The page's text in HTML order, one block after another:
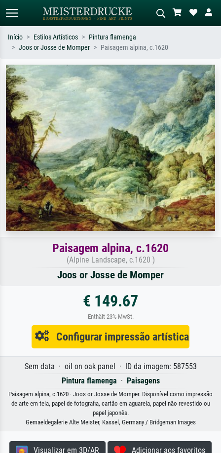
Pesquise por artista, título ou estilo –
ex: Monet, Noite Estrelada,
impressionismo, onda de Hokusai, nu.
Descreva a cena – ex: prado verde,
abstrato com muito vermelho, pintura
a óleo escura, nu em pé ao lado de
uma árvore.
Início Estilos Artísticos
Pintura flamenga
Joos or Josse de Momper
Paisagem alpina, c.1620
Paisagem alpina, c.1620
(Alpine Landscape, c.1620 )
Joos or Josse de Momper
€ 149.67
Enthält 23% MwSt.
Configurar impressão artística
Sem data · oil on oak panel · ID da imagem: 587553
Pintura flamenga · Paisagens
Paisagem alpina, c.1620 · Joos or Josse de Momper. Disponível como impressão
de arte em tela, papel de fotografia, cartão em aguarela, papel não revestido ou
papel japonês.
Gemaeldegalerie Alte Meister, Kassel, Germany / Bridgeman Images
Visualizar em 3D/AR Adicionar aos favoritos